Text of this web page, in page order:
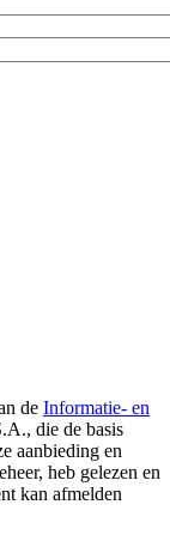
de Informatie- en
die de basis
aanbieding en
heb gelezen en
kan afmelden